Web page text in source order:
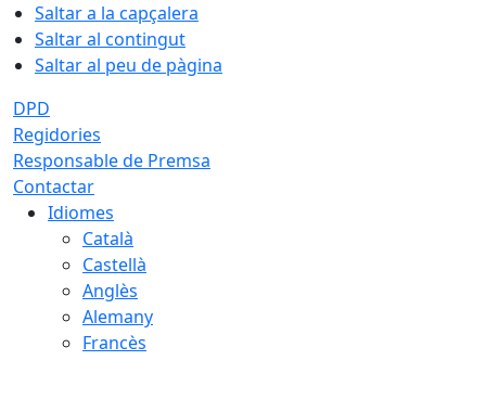
Saltar a la capçalera
Saltar al contingut
Saltar al peu de pàgina
DPD
Regidories
Responsable de Premsa
Contactar
Idiomes
Català
Castellà
Anglès
Alemany
Francès